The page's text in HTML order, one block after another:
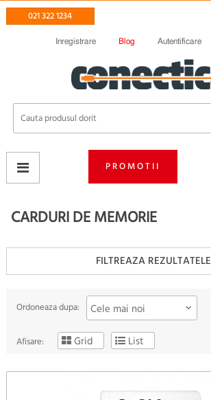
021 322 1234
Inregistrare Blog Autentificare
PROMOTII
CARDURI DE MEMORIE
FILTREAZA REZULTATELE
Ordoneaza dupa: Cele mai noi
Afisare: Grid List